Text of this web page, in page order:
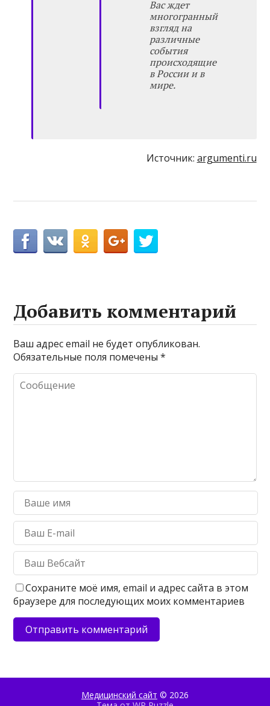
Вас ждет
многогранный
взгляд на
различные
события
происходящие
в России и в
мире.
Источник: argumenti.ru
Добавить комментарий
Ваш адрес email не будет опубликован.
Обязательные поля помечены*
Сохраните моё имя, email и адрес сайта в этом
браузере для последующих моих комментариев
Медицинский сайт © 2026